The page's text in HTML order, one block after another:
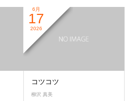
6月
17
2026
コツコツ
柳沢 真美